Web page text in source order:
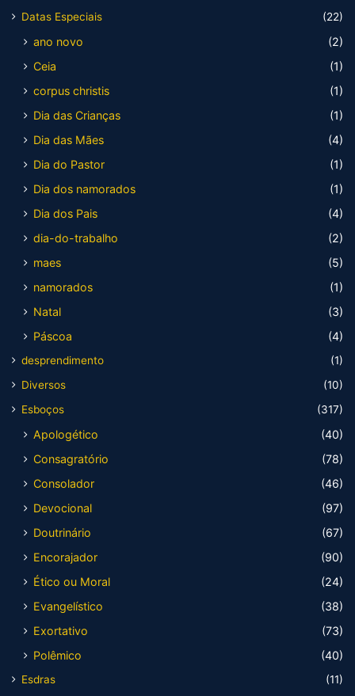
Datas Especiais (22)
ano novo
(2)
Ceia
(1)
corpus christis
(1)
Dia das Crianças
(1)
Dia das Mães
(4)
Dia do Pastor
(1)
Dia dos namorados
(1)
Dia dos Pais
(4)
dia-do-trabalho
(2)
maes
(5)
namorados
(1)
Natal
(3)
Páscoa
(4)
desprendimento
(1)
Diversos
(10)
Esboços
(317)
Apologético
(40)
Consagratório
(78)
Consolador
(46)
Devocional
(97)
Doutrinário
(67)
Encorajador
(90)
Ético ou Moral
(24)
Evangelístico
(38)
Exortativo
(73)
Polêmico
(40)
Esdras
(11)